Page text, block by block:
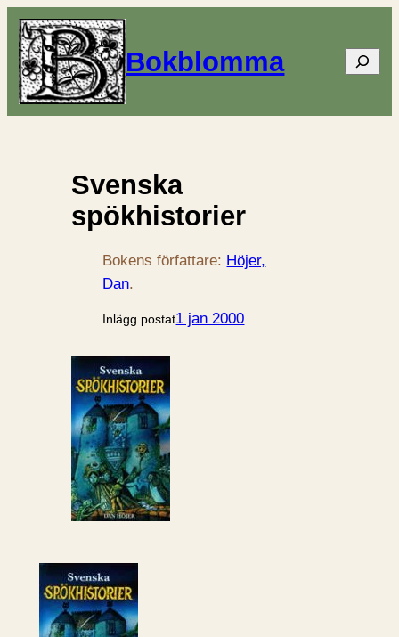
Bokblomma Sök
Svenska
spökhistorier
Bokens författare: Höjer,
Dan.
Inlägg postat1 jan 2000